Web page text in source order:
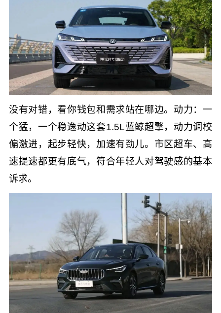
没有对错，看你钱包和需求站在哪边。动力：一
个猛，一个稳逸动这套1.5L蓝鲸超擎，动力调校
偏激进，起步轻快，加速有劲儿。市区超车、高
速提速都更有底气，符合年轻人对驾驶感的基本
诉求。